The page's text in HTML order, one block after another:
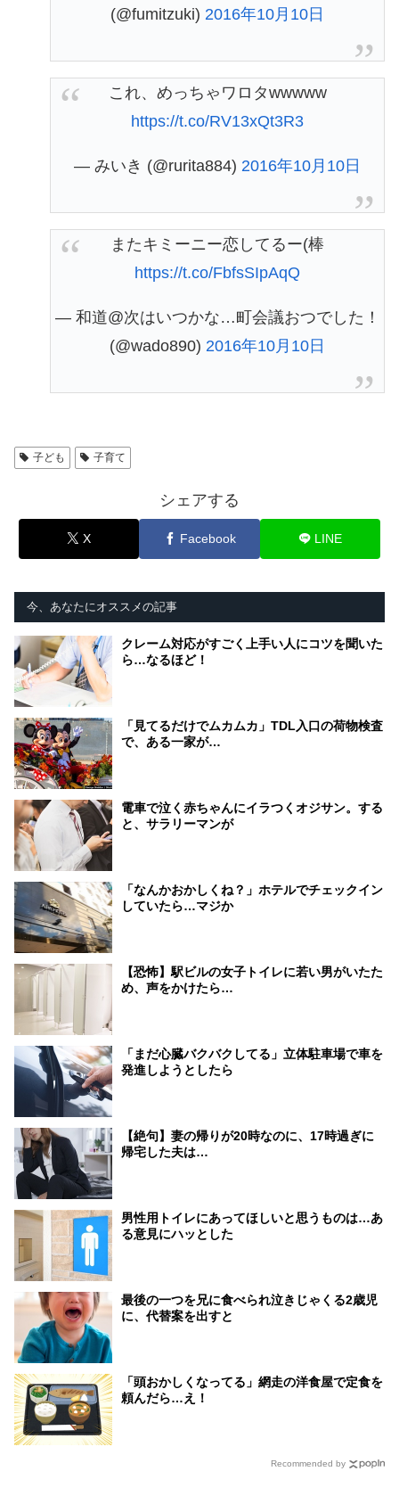
(@fumitzuki) 2016年10月10日
これ、めっちゃワロタwwwww
https://t.co/RV13xQt3R3
— みいき (@rurita884) 2016年10月10日
またキミーニー恋してるー(棒
https://t.co/FbfsSIpAqQ
— 和道@次はいつかな…町会議おつでした！
(@wado890) 2016年10月10日
子ども 子育て
シェアする
X Facebook LINE
今、あなたにオススメの記事
クレーム対応がすごく上手い人にコツを聞いた
ら…なるほど！
「見てるだけでムカムカ」TDL入口の荷物検査
で、ある一家が…
電車で泣く赤ちゃんにイラつくオジサン。する
と、サラリーマンが
「なんかおかしくね？」ホテルでチェックイン
していたら…マジか
【恐怖】駅ビルの女子トイレに若い男がいたた
め、声をかけたら…
「まだ心臓バクバクしてる」立体駐車場で車を
発進しようとしたら
【絶句】妻の帰りが20時なのに、17時過ぎに
帰宅した夫は…
男性用トイレにあってほしいと思うものは…あ
る意見にハッとした
最後の一つを兄に食べられ泣きじゃくる2歳児
に、代替案を出すと
「頭おかしくなってる」網走の洋食屋で定食を
頼んだら…え！
Recommended by